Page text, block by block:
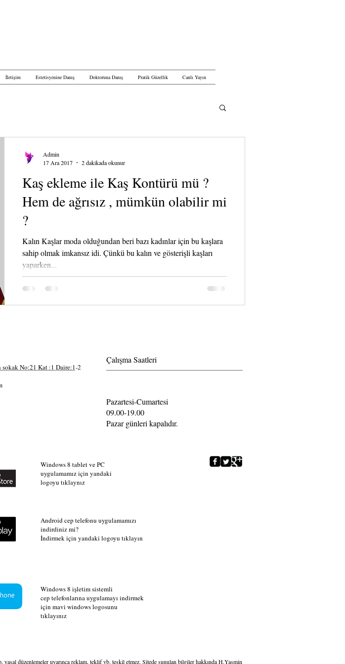
İletişim Estetisyenine Danış Doktoruna Danış Pratik Güzellik Canlı Yayın
Kaş ekleme ile Kaş Kontürü mü ?
Hem de ağrısız , mümkün olabilir mi
?
Kalın Kaşlar moda olduğundan beri bazı kadınlar için bu kaşlara
sahip olmak imkansız idi. Çünkü bu kalın ve gösterişli kaşları
yaparken...
Admin
17 Ara 2017
2 dakikada okunur
No:21 Kat :1 Daire:1-2
Çalışma Saatleri
Pazartesi-Cumartesi
09.00-19.00
Pazar günleri kapalıdır.
Android cep telefonu uygulamamızı
indirdiniz mi?
İndirmek için yandaki logoyu tıklayın
Windows 8 tablet ve PC
uygulamamız için yandaki
logoyu tıklaynız
Windows 8 işletim sistemli
cep telefonlarına uygulamayı indirmek
için mavi windows logosunu
tıklayınız
düzenlemeler uyarınca reklam, teklif vb. teşkil etmez. Sitede sunulan bilgiler hakkında H.Yasmin